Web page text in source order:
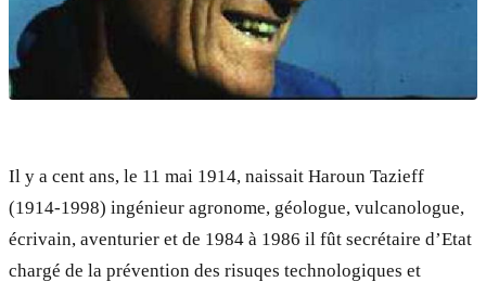
Il y a cent ans, le 11 mai 1914, naissait Haroun Tazieff
(1914-1998) ingénieur agronome, géologue, vulcanologue,
écrivain, aventurier et de 1984 à 1986 il fût secrétaire d’Etat
chargé de la prévention des risuqes technologiques et